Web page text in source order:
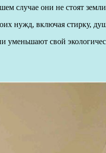
случае они не стоят
нужд, включая стирку,
уменьшают свой